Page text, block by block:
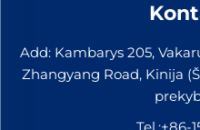
Add: Kambarys 205,
Zhangyang Road, Kinija